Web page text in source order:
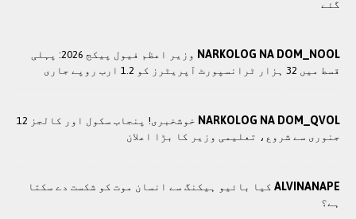
گئے
NARKOLOG NA DOM_NOOL
وزير اعظم فیول پیکج 2026: پہلی
قسط میں 32 ہزار ٹرانسپورٹ آپریٹرز کو 1.2 ارب روپے جاری
NARKOLOG NA DOM_QVOL
خوشخبری! پنجاب سکول اور کالجز 12
جنوری سے شروع، تعلیمی وزیر کا بڑا اعلان
ALVINANAPE کیا بائیو ہیکنگ سے انسان موت کو شکست دے سکتا
ہے؟